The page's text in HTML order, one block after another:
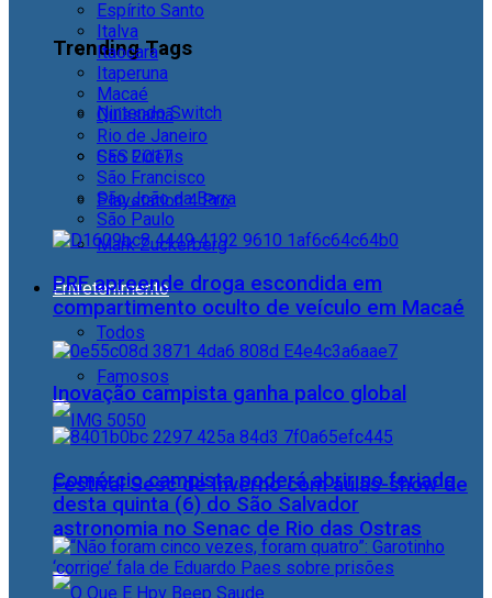
Trending Tags
Nintendo Switch
CES 2017
Playstation 4 Pro
Mark Zuckerberg
Entretenimento
Todos
Famosos
Festival Sesc de Inverno com aulas-show de
astronomia no Senac de Rio das Ostras
Espírito Santo
Italva
Itaocara
Itaperuna
Macaé
Quissamã
Rio de Janeiro
São Fidélis
São Francisco
São João da Barra
São Paulo
PRF apreende droga escondida em
compartimento oculto de veículo em Macaé
Inovação campista ganha palco global
Comércio campista poderá abrir no feriado
desta quinta (6) do São Salvador